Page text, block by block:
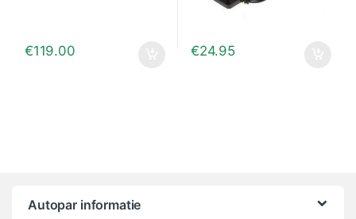
€119.00 €24.95
Autopar informatie